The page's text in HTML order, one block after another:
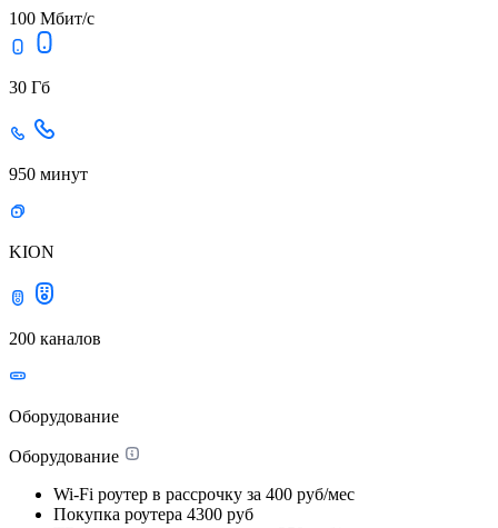
100 Мбит/с
30 Гб
950 минут
KION
200 каналов
Оборудование
Оборудование
Wi-Fi роутер в рассрочку за 400 руб/мес
Покупка роутера 4300 руб